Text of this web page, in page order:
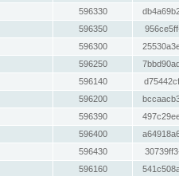
596330
596350
596300
596250
596140
596200
596390
596400
596430
596160